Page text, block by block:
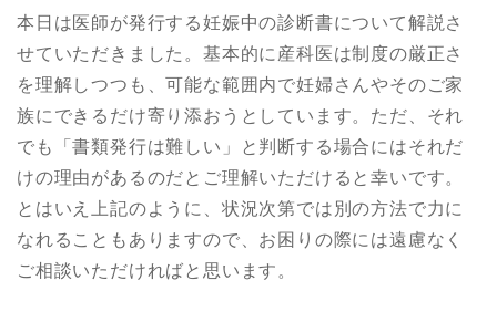
本日は医師が発行する妊娠中の診断書について解説さ
せていただきました。基本的に産科医は制度の厳正さ
を理解しつつも、可能な範囲内で妊婦さんやそのご家
族にできるだけ寄り添おうとしています。ただ、それ
でも「書類発行は難しい」と判断する場合にはそれだ
けの理由があるのだとご理解いただけると幸いです。
とはいえ上記のように、状況次第では別の方法で力に
なれることもありますので、お困りの際には遠慮なく
ご相談いただければと思います。